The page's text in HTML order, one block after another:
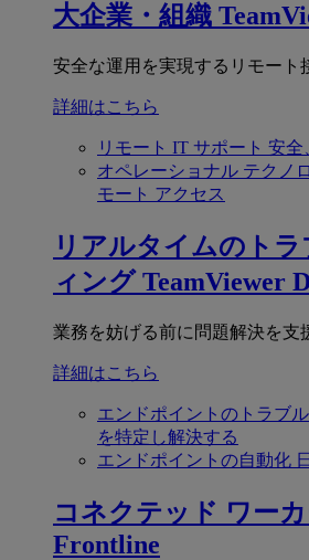
大企業・組織
安全な運用を実現するリモート
詳細はこちら
リモート IT サポート 安全
オペレーショナル テクノ
モート アクセス
リアルタイムのト
ィング TeamViewer
業務を妨げる前に問題解決を支
詳細はこちら
エンドポイントのトラブ
を特定し解決する
エンドポイントの自動化
コネクテッド ワー
Frontline